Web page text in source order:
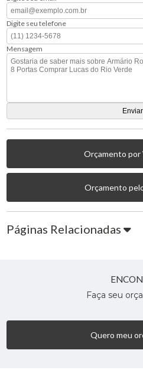
Digite seu telefone
Mensagem
Orçamento por
Orçamento
Páginas Relacionadas
Faça seu
Quero meu